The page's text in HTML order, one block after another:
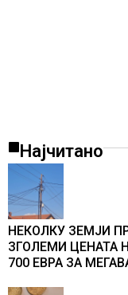
Најчитано
НЕКОЛКУ ЗЕМЈИ
ЗГОЛЕМИ ЦЕНАТА
700 ЕВРА ЗА